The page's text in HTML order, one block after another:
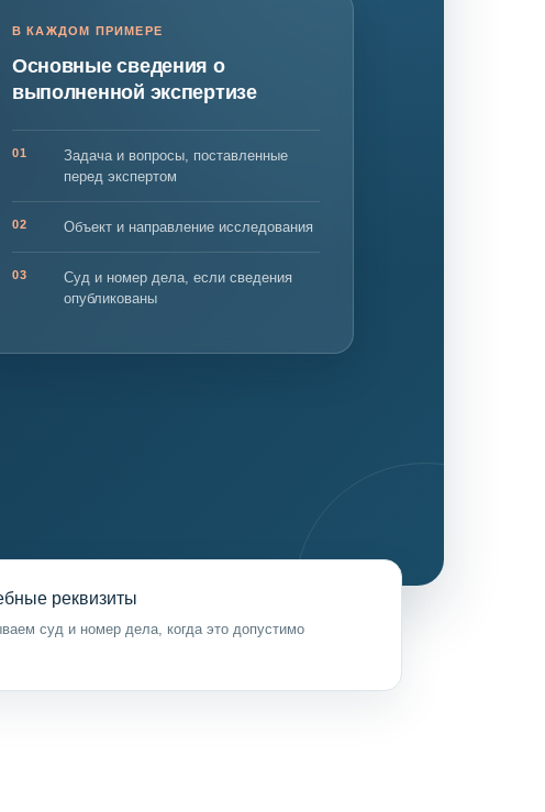
В КАЖДОМ ПРИМЕРЕ
Основные сведения о
выполненной экспертизе
01
Задача и вопросы, поставленные
перед экспертом
02 Объект и направление исследования
03
Суд и номер дела, если сведения
опубликованы
реквизиты
суд и номер дела, когда это допустимо